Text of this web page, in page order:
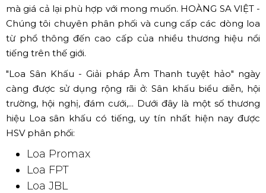
mà giá cả lại phù hợp với mong muốn. HOÀNG SA VIỆT -
Chúng tôi chuyên phân phối và cung cấp các dòng loa
từ phổ thông đến cao cấp của nhiều thương hiệu nổi
tiếng trên thế giới.
"Loa Sân Khấu - Giải pháp Âm Thanh tuyệt hảo" ngày
càng được sử dụng rộng rãi ở: Sân khấu biểu diễn, hội
trường, hội nghị, đám cưới,... Dưới đây là một số thương
hiệu Loa sân khấu có tiếng, uy tín nhất hiện nay được
HSV phân phối:
Loa Promax
Loa FPT
Loa JBL